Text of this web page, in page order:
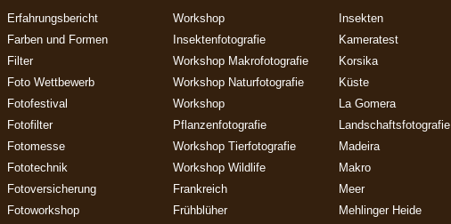
Erfahrungsbericht
Farben und Formen
Filter
Foto Wettbewerb
Fotofestival
Fotofilter
Fotomesse
Fototechnik
Fotoversicherung
Fotoworkshop
Workshop
Insektenfotografie
Workshop Makrofotografie
Workshop Naturfotografie
Workshop
Pflanzenfotografie
Workshop Tierfotografie
Workshop Wildlife
Frankreich
Frühblüher
Insekten
Kameratest
Korsika
Küste
La Gomera
Landschaftsfotografie
Madeira
Makro
Meer
Mehlinger Heide